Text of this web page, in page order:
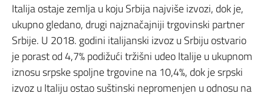
Italija ostaje zemlja u koju Srbija najviše izvozi, dok je,
ukupno gledano, drugi najznačajniji trgovinski partner
Srbije. U 2018. godini italijanski izvoz u Srbiju ostvario
je porast od 4,7% podižući tržišni udeo Italije u ukupnom
iznosu srpske spoljne trgovine na 10,4%, dok je srpski
izvoz u Italiju ostao suštinski nepromenjen u odnosu na